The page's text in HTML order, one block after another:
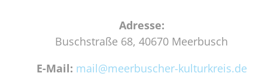
Adresse:
Buschstraße 68, 40670 Meerbusch
E-Mail: mail@meerbuscher-kulturkreis.de